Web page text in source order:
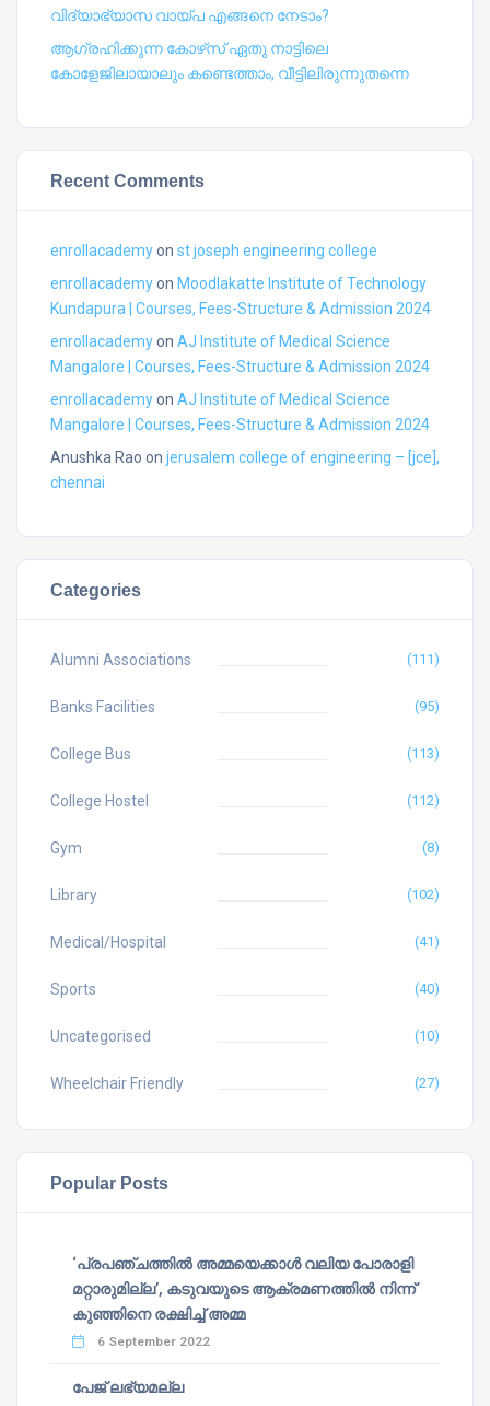
വിദ്യാഭ്യാസ വായ്പ എങ്ങനെ നേടാം?
ആഗ്രഹിക്കുന്ന കോഴ്‍സ് ഏതു നാട്ടിലെ
കോളേജിലായാലും കണ്ടെത്താം, വീട്ടിലിരുന്നുതന്നെ
Recent Comments
enrollacademyon st joseph engineering college
enrollacademyon Moodlakatte Institute of Technology
Kundapura | Courses, Fees-Structure & Admission 2024
enrollacademyon AJ Institute of Medical Science
Mangalore | Courses, Fees-Structure & Admission 2024
enrollacademyon AJ Institute of Medical Science
Mangalore | Courses, Fees-Structure & Admission 2024
Anushka Rao on jerusalem college of engineering – [jce],
chennai
Categories
Alumni Associations (111)
Banks Facilities (95)
College Bus (113)
College Hostel (112)
Gym (8)
Library (102)
Medical/Hospital (41)
Sports (40)
Uncategorised (10)
Wheelchair Friendly (27)
Popular Posts
‘പ്രപഞ്ചത്തില്‍ അമ്മയെക്കാള്‍ വലിയ പോരാളി
മറ്റാരുമില്ല’, കടുവയുടെ ആക്രമണത്തില്‍ നിന്ന്
കുഞ്ഞിനെ രക്ഷിച്ച് അമ്മ
6 September 2022
പേജ് ലഭ്യമല്ല